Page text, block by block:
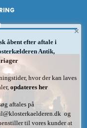
×
åbent efter aftale i
Antik,
hvor der kan laves
opdateres her
aftales på
og
til vores kunder at